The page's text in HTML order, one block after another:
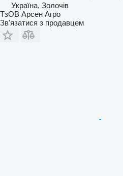
Україна, Золочів
ТзОВ Арсен Агро
Зв'язатися з продавцем